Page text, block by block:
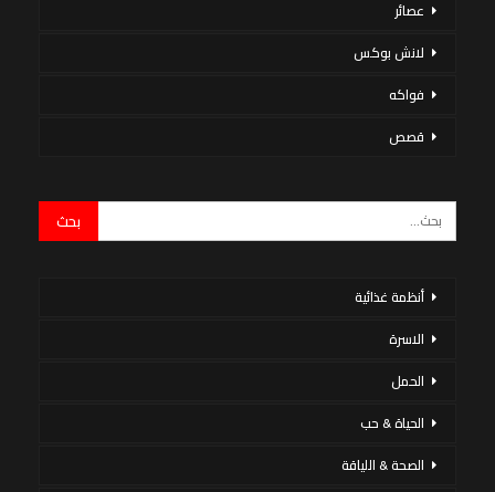
عصائر
لانش بوكس
فواكه
قصص
أنظمة غذائية
الاسرة
الحمل
الحياة & حب
الصحة & اللياقة